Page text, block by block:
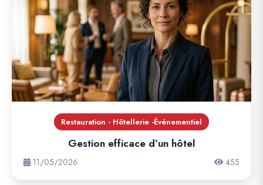
Restauration - Hôtellerie -Événementiel
Gestion efficace d’un hôtel
11/05/2026 455